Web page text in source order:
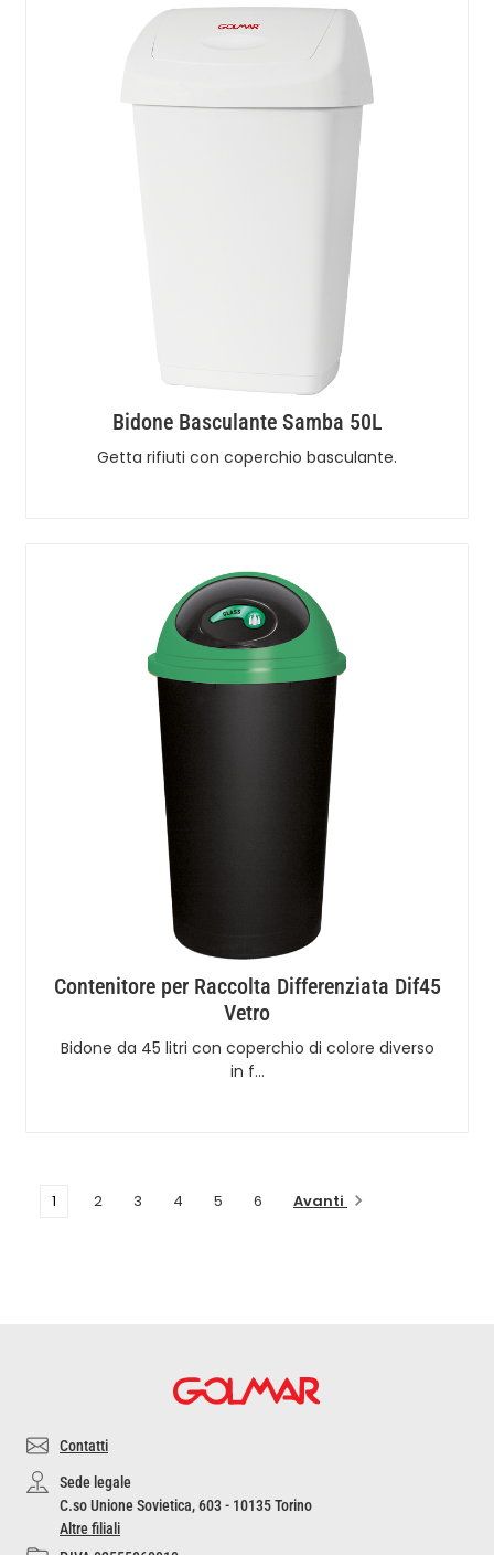
Bidone Basculante Samba 50L
Getta rifiuti con coperchio basculante.
Contenitore per Raccolta Differenziata Dif45
Vetro
Bidone da 45 litri con coperchio di colore diverso
in f…
1 2 3 4 5 6 Avanti
Contatti
Sede legale
C.so Unione Sovietica, 603 - 10135 Torino
Altre filiali